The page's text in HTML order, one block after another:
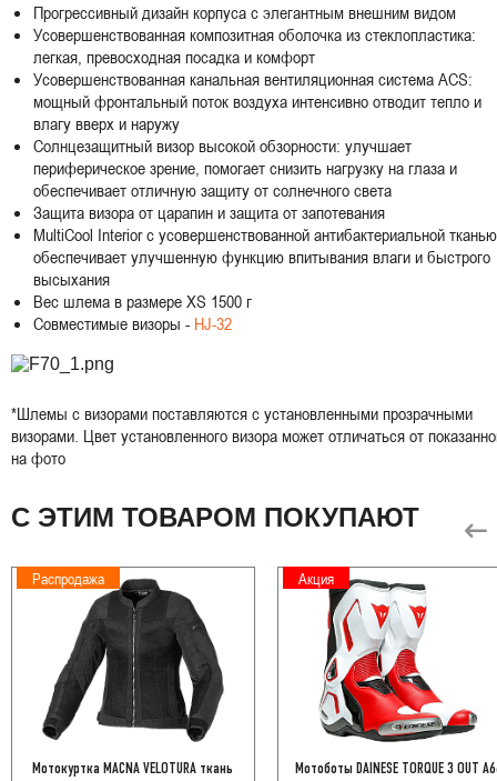
Прогрессивный дизайн корпуса с элегантным внешним видом
Усовершенствованная композитная оболочка из стеклопластика:
легкая, превосходная посадка и комфорт
Усовершенствованная канальная вентиляционная система ACS:
мощный фронтальный поток воздуха интенсивно отводит тепло и
влагу вверх и наружу
Солнцезащитный визор высокой обзорности: улучшает
периферическое зрение, помогает снизить нагрузку на глаза и
обеспечивает отличную защиту от солнечного света
Защита визора от царапин и защита от запотевания
MultiCool Interior с усовершенствованной антибактериальной тканью
обеспечивает улучшенную функцию впитывания влаги и быстрого
высыхания
Вес шлема в размере XS 1500 г
Совместимые визоры - HJ-32
*Шлемы с визорами поставляются с установленными прозрачными
визорами. Цвет установленного визора может отличаться от
на фото
С ЭТИМ ТОВАРОМ ПОКУПАЮТ
Распродажа
Мотокуртка MACNA VELOTURA ткань
Акция
Мотоботы DAINESE TORQUE 3 OUT